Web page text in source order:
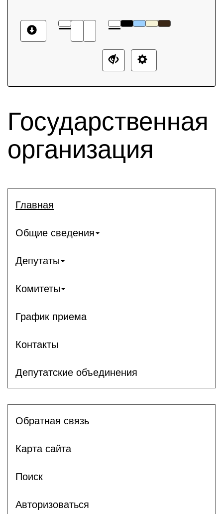
Государственная
организация
Главная
Общие сведения
Депутаты
Комитеты
График приема
Контакты
Депутатские объединения
Обратная связь
Карта сайта
Поиск
Авторизоваться